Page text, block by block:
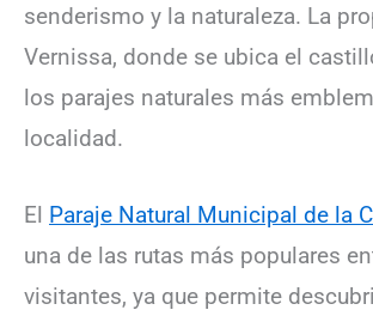
senderismo y la naturaleza. La
Vernissa, donde se ubica el
los parajes naturales más
localidad.
El Paraje Natural Municipal de la
una de las rutas más populares
visitantes, ya que permite